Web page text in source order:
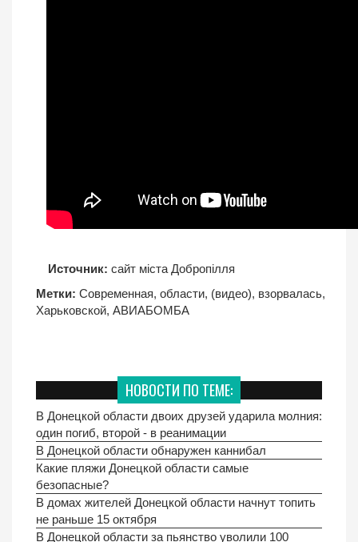
Источник: сайт міста Добропілля
Метки: Современная, области, (видео), взорвалась,
Харьковской, АВИАБОМБА
НОВОСТИ ПО ТЕМЕ:
В Донецкой области двоих друзей ударила молния:
один погиб, второй - в реанимации
В Донецкой области обнаружен каннибал
Какие пляжи Донецкой области самые
безопасные?
В домах жителей Донецкой области начнут топить
не раньше 15 октября
В Донецкой области за пьянство уволили 100